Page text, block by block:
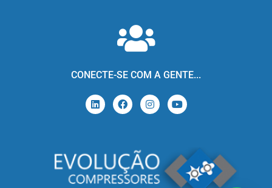
CONECTE-SE COM A GENTE...